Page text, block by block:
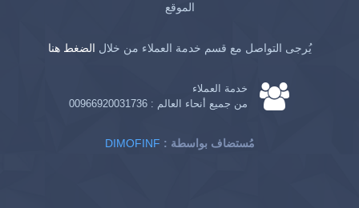
الموقع
يُرجى التواصل مع قسم خدمة العملاء من خلال الضغط هنا
خدمة العملاء
من جميع أنحاء العالم : 00966920031736
DIMOFINF : مُستضاف بواسطة